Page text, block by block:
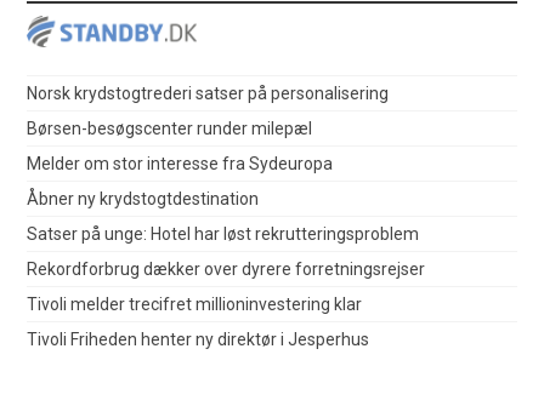
Norsk krydstogtrederi satser på personalisering
Børsen-besøgscenter runder milepæl
Melder om stor interesse fra Sydeuropa
Åbner ny krydstogtdestination
Satser på unge: Hotel har løst rekrutteringsproblem
Rekordforbrug dækker over dyrere forretningsrejser
Tivoli melder trecifret millioninvestering klar
Tivoli Friheden henter ny direktør i Jesperhus